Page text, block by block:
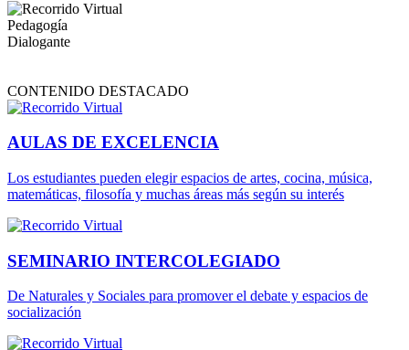
Pedagogía
Dialogante
CONTENIDO DESTACADO
AULAS DE EXCELENCIA
Los estudiantes pueden elegir espacios de artes, cocina, música,
matemáticas, filosofía y muchas áreas más según su interés
SEMINARIO INTERCOLEGIADO
De Naturales y Sociales para promover el debate y espacios de
socialización